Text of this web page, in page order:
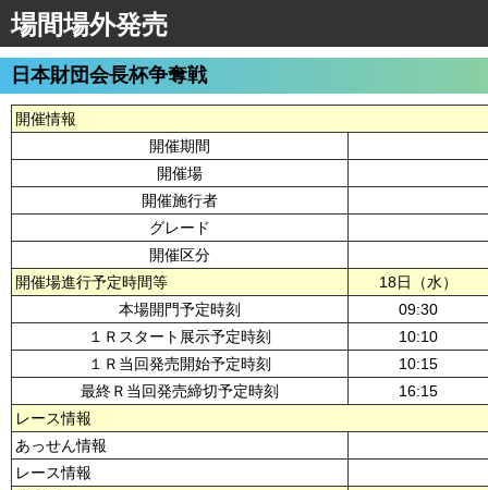
場間場外発売
日本財団会長杯争奪戦
開催情報
開催期間
開催場
開催施行者
グレード
開催区分
開催場進行予定時間等
18日（水）
本場開門予定時刻
09:30
１Ｒスタート展示予定時刻
10:10
１Ｒ当回発売開始予定時刻
10:15
最終Ｒ当回発売締切予定時刻
16:15
レース情報
あっせん情報
レース情報